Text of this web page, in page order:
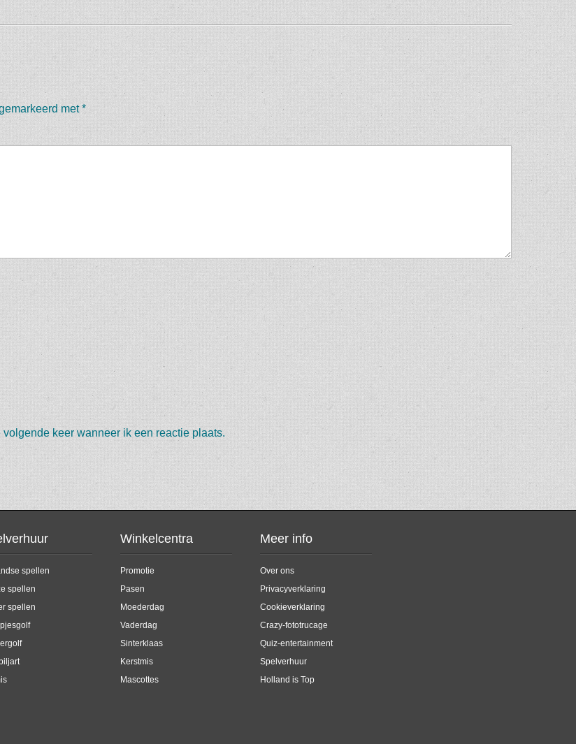
met*
keer wanneer ik een reactie plaats.
spellen
spellen
spellen
Winkelcentra
Promotie
Pasen
Moederdag
Vaderdag
Sinterklaas
Kerstmis
Mascottes
Meer info
Over ons
Privacyverklaring
Cookieverklaring
Crazy-fototrucage
Quiz-entertainment
Spelverhuur
Holland is Top